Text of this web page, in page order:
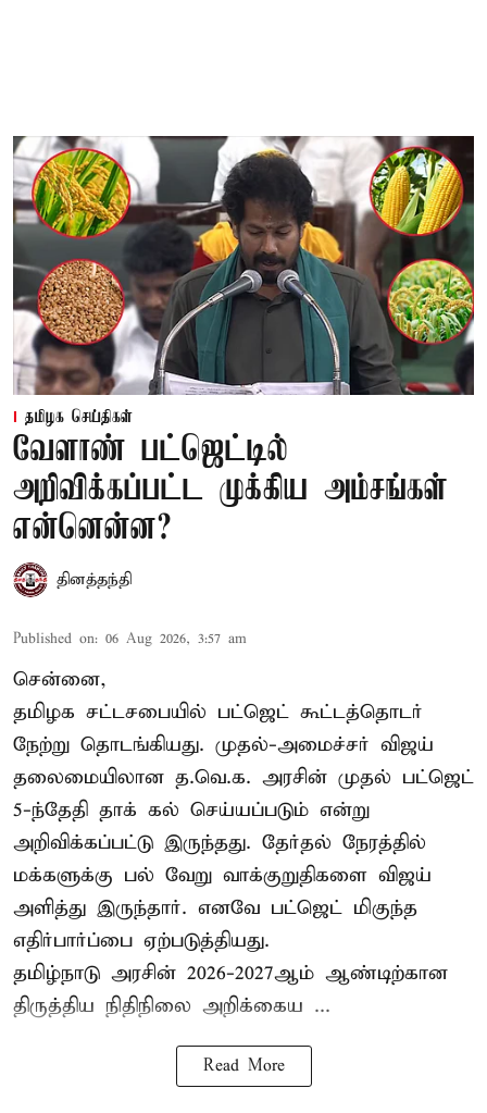
தமிழக செய்திகள்
வேளாண் பட்ஜெட்டில்
அறிவிக்கப்பட்ட முக்கிய அம்சங்கள்
என்னென்ன?
தினத்தந்தி
Published on: 06 Aug 2026, 3:57 am
சென்னை,
தமிழக சட்டசபையில் பட்ஜெட் கூட்டத்தொடர்
நேற்று தொடங்கியது. முதல்-அமைச்சர் விஜய்
தலைமையிலான த.வெ.க. அரசின் முதல் பட்ஜெட்
5-ந்தேதி தாக் கல் செய்யப்படும் என்று
அறிவிக்கப்பட்டு இருந்தது. தேர்தல் நேரத்தில்
மக்களுக்கு பல் வேறு வாக்குறுதிகளை விஜய்
அளித்து இருந்தார். எனவே பட்ஜெட் மிகுந்த
எதிர்பார்ப்பை ஏற்படுத்தியது.
தமிழ்நாடு அரசின் 2026-2027ஆம் ஆண்டிற்கான
திருத்திய நிதிநிலை அறிக்கைய ...
Read More